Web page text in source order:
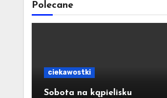
Polecane
ciekawostki
Sobota na kąpielisku